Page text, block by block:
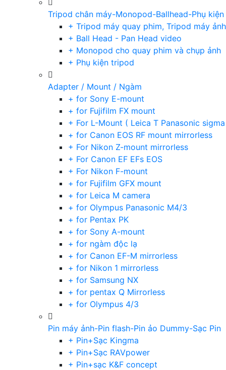
Tripod chân máy-Monopod-Ballhead-Phụ kiện
+ Tripod máy quay phim, Tripod máy
+ Ball Head - Pan Head video
+ Monopod cho quay phim và chụp ảnh
+ Phụ kiện tripod
Adapter / Mount / Ngàm
+ for Sony E-mount
+ for Fujifilm FX mount
+ For L-Mount ( Leica T Panasonic
+ for Canon EOS RF mount mirrorless
+ For Nikon Z-mount mirrorless
+ For Canon EF EFs EOS
+ For Nikon F-mount
+ for Fujifilm GFX mount
+ for Leica M camera
+ for Olympus Panasonic M4/3
+ for Pentax PK
+ for Sony A-mount
+ for ngàm độc lạ
+ for Canon EF-M mirrorless
+ for Nikon 1 mirrorless
+ for Samsung NX
+ for pentax Q Mirrorless
+ for Olympus 4/3
Pin máy ảnh-Pin flash-Pin ảo Dummy-Sạc Pin
+ Pin+Sạc Kingma
+ Pin+Sạc RAVpower
+ Pin+sạc K&F concept